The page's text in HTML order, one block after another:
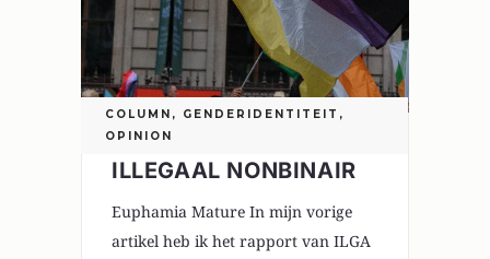
COLUMN , GENDERIDENTITEIT ,
OPINION
ILLEGAAL NONBINAIR
Euphamia Mature In mijn vorige
artikel heb ik het rapport van ILGA